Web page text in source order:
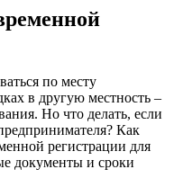
по месту
в другую местность –
Но что делать, если
Как
регистрации для
документы и сроки